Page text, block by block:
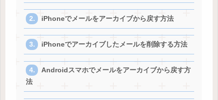
iPhoneでメールをアーカイブから戻す方法
iPhoneでアーカイブしたメールを削除する方法
Androidスマホでメールをアーカイブから戻す方
法